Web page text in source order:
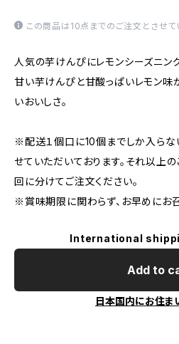
この商品は10点までのご注文とさせて
人気の芋けんぴにレモンシーズニン
甘い芋けんぴと甘酸っぱいレモン味
いおいしさ。
※配送１個口に10個までしか入らな
せていただいております。それ以上
回に分けてご注文ください。
※賞味期限に関わらず、お早めにお
International
Add to
日本国内にお住ま